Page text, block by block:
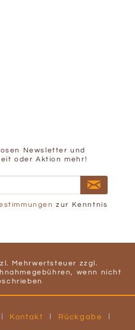
Newsletter und
oder Aktion mehr!
zur Kenntnis
Mehrwertsteuer zzgl.
wenn nicht
Kontakt Rückgabe